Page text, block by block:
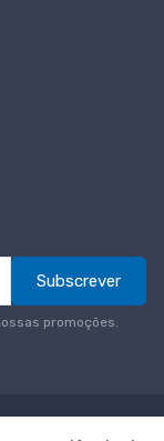
Subscrever
promoções.